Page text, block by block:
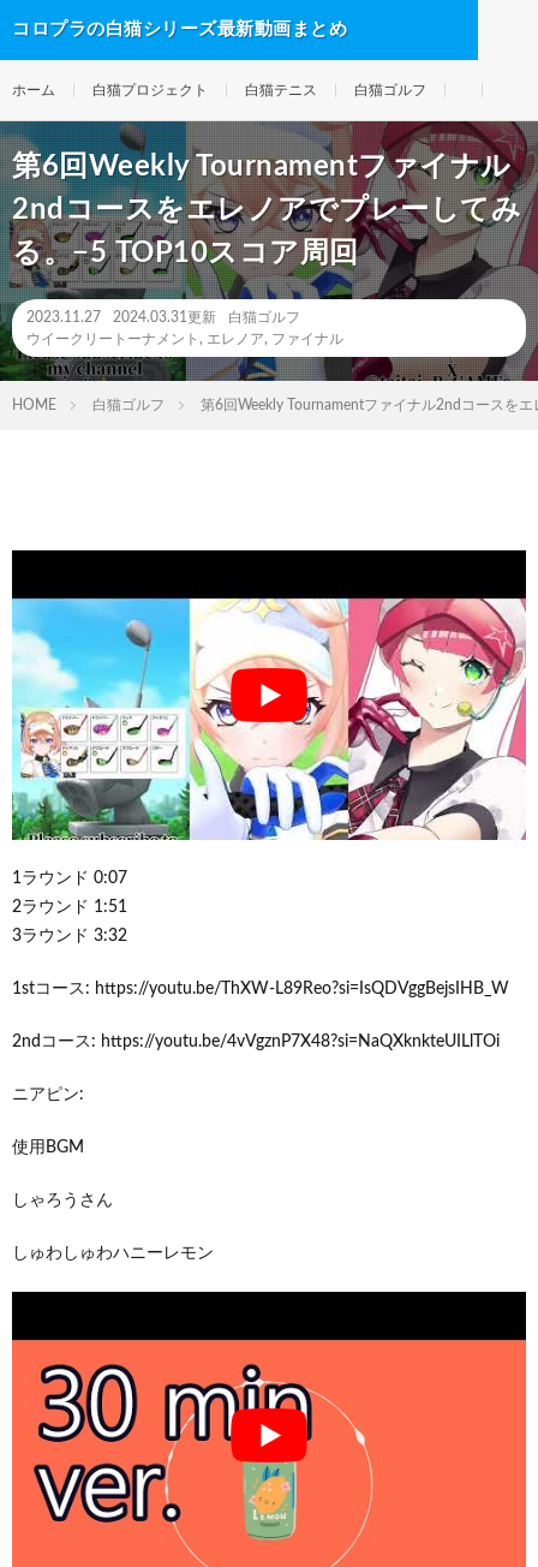
コロプラの白猫シリーズ最新動画まとめ
ホーム 白猫プロジェクト 白猫テニス 白猫ゴルフ
第6回Weekly Tournamentファイナル
2ndコースをエレノアでプレーしてみ
る。−5 TOP10スコア周回
2023.11.27 2024.03.31更新
白猫ゴルフ
ウイークリートーナメント , エレノア, ファイナル
HOME 白猫ゴルフ 第6回Weekly Tournamentファイナル2ndコースを
1ラウンド 0:07
2ラウンド 1:51
3ラウンド 3:32
1stコース: https://youtu.be/ThXW-L89Reo?si=IsQDVggBejsIHB_W
2ndコース: https://youtu.be/4vVgznP7X48?si=NaQXknkteUILlTOi
ニアピン:
使用BGM
しゃろうさん
しゅわしゅわハニーレモン